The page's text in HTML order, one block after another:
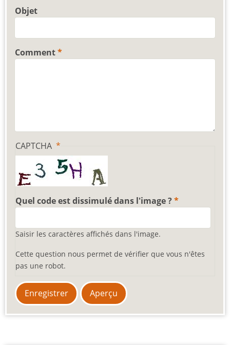
Objet
Comment
CAPTCHA
Quel code est dissimulé dans l'image ?
Saisir les caractères affichés dans l'image.
Cette question nous permet de vérifier que vous n'êtes
pas une robot.